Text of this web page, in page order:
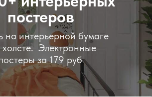
постеров
на интерьерной бумаге
холсте. Электронные
за 179 руб